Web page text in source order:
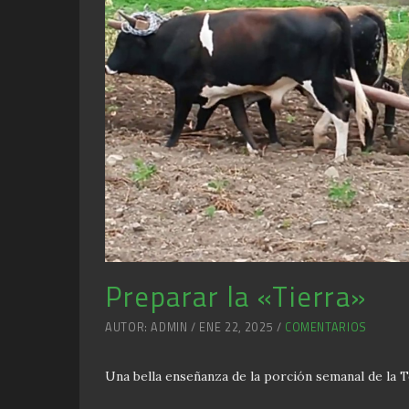
Preparar la «Tierra»
AUTOR: ADMIN / ENE 22, 2025 / COMENTARIOS
Una bella enseñanza de la porción semanal de la